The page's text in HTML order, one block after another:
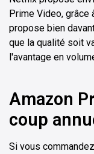
Prime Video, grâce
propose bien
que la qualité soit
l'avantage en
Amazon
coup
Si vous